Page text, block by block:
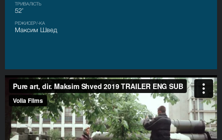
ТРИВАЛІСТЬ
52’
РЕЖИСЕР/-КА
Максим Швед